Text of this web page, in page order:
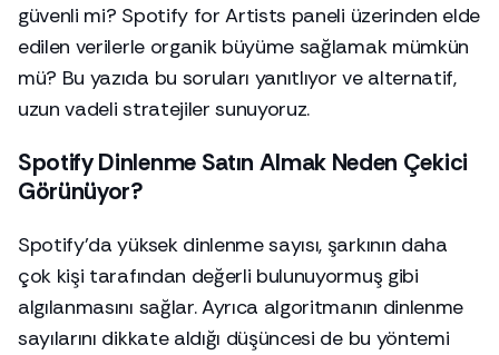
güvenli mi? Spotify for Artists paneli üzerinden elde
edilen verilerle organik büyüme sağlamak mümkün
mü? Bu yazıda bu soruları yanıtlıyor ve alternatif,
uzun vadeli stratejiler sunuyoruz.
Spotify Dinlenme Satın Almak Neden Çekici
Görünüyor?
Spotify’da yüksek dinlenme sayısı, şarkının daha
çok kişi tarafından değerli bulunuyormuş gibi
algılanmasını sağlar. Ayrıca algoritmanın dinlenme
sayılarını dikkate aldığı düşüncesi de bu yöntemi